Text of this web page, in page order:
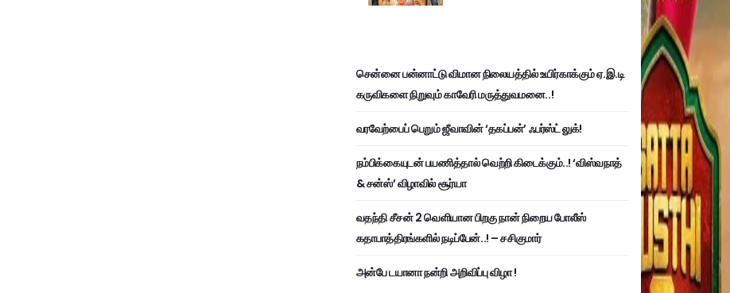
சென்னை பன்னாட்டு விமான நிலையத்தில் உயிர்காக்கும் ஏ.இ.டி
கருவிகளை நிறுவும் காவேரி மருத்துவமனை..!
வரவேற்பைப் பெறும் ஜீவாவின் ‘தகப்பன்’ ஃபர்ஸ்ட் லுக்!
நம்பிக்கையுடன் பயணித்தால் வெற்றி கிடைக்கும்..! ‘விஸ்வநாத்
& சன்ஸ்’ விழாவில் சூர்யா
வதந்தி சீசன் 2 வெளியான பிறகு நான் நிறைய போலீஸ்
கதாபாத்திரங்களில் நடிப்பேன்..! – சசிகுமார்
அன்பே டயானா நன்றி அறிவிப்பு விழா !